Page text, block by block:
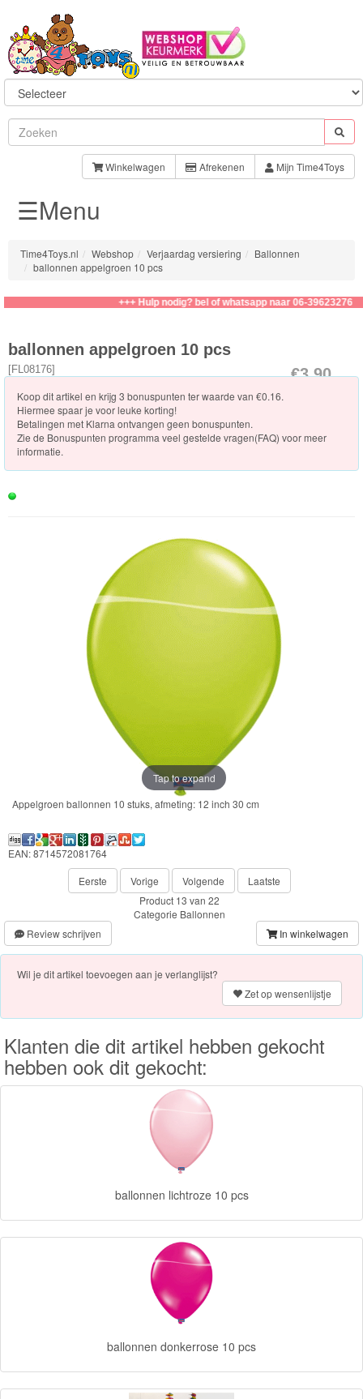
Winkelwagen Afrekenen Mijn Time4Toys
Sylvanian
Families
Aquabeads
Baby
Born
Baby
Knuffels
Schleich
Enchantimals
Shimmer
Patrol
Fireman
Sam
Magische
Eenhoorn
Mickey
&
Puzzels
Avengers
dinosaurus
☰Menu
Time4Toys.nl Webshop Verjaardag versiering
Ballonnen
ballonnen appelgroen 10 pcs
+++ Hulp nodig? bel of whatsapp naar 06-39623276
€3.90
ballonnen appelgroen 10 pcs
[FL08176]
Koop dit artikel en krijg 3 bonuspunten ter waarde van €0.16.
Hiermee spaar je voor leuke korting!
Betalingen met Klarna ontvangen geen bonuspunten.
Zie de Bonuspunten programma veel gestelde vragen(FAQ) voor meer
informatie.
Tap to expand
Appelgroen ballonnen 10 stuks, afmeting: 12 inch 30 cm
EAN: 8714572081764
Eerste
Vorige Volgende
Laatste
Product 13 van 22
Categorie Ballonnen
Review schrijven
In winkelwagen
Wil je dit artikel toevoegen aan je verlanglijst?
Zet op wensenlijstje
Klanten die dit artikel hebben gekocht
hebben ook dit gekocht:
ballonnen lichtroze 10 pcs
ballonnen donkerrose 10 pcs